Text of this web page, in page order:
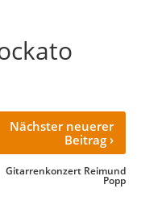
Nächster neuerer
Beitrag›
Gitarrenkonzert Reimund
Popp